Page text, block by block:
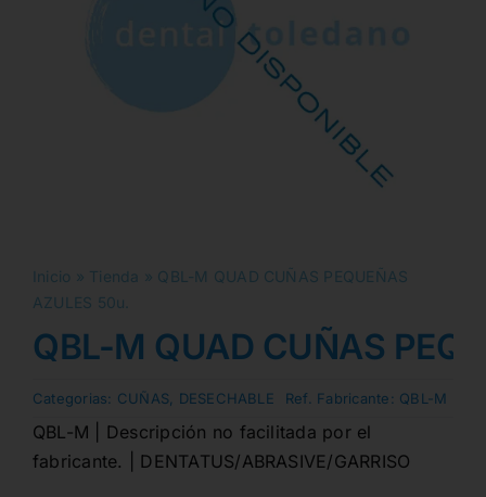
Inicio » Tienda » QBL-M QUAD CUÑAS PEQUEÑAS
AZULES 50u.
QBL-M QUAD CUÑAS
Categorias: CUÑAS DESECHABLE Ref. Fabricante: QBL-M
QBL-M | Descripción no facilitada por el
fabricante. | DENTATUS/ABRASIVE/GARRISO